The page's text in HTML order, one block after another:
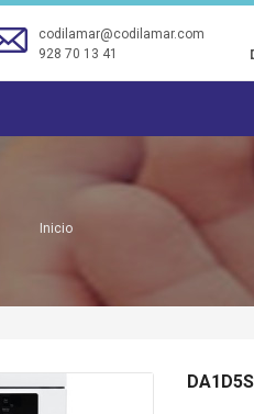
codilamar@codilamar.com
928 70 13 41
Inicio